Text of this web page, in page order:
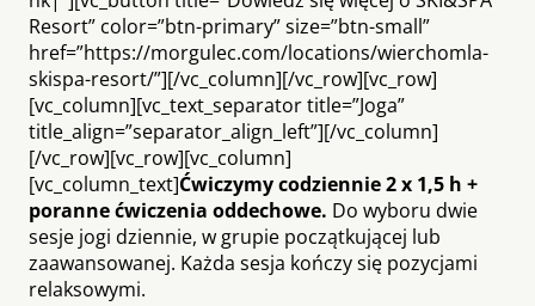
Resort” color=”btn-primary” size=”btn-small”
href=”https://morgulec.com/locations/wierchomla-
skispa-resort/”][/vc_column][/vc_row][vc_row]
[vc_column][vc_text_separator title=”Joga”
title_align=”separator_align_left”][/vc_column]
[/vc_row][vc_row][vc_column]
[vc_column_text]Ćwiczymy codziennie 2 x 1,5 h +
poranne ćwiczenia oddechowe. Do wyboru dwie
sesje jogi dziennie, w grupie początkującej lub
zaawansowanej. Każda sesja kończy się pozycjami
relaksowymi.